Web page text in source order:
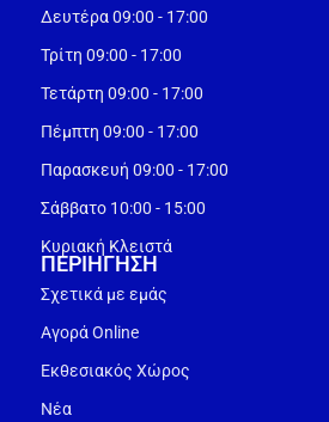
Δευτέρα 09:00 - 17:00
Τρίτη 09:00 - 17:00
Τετάρτη 09:00 - 17:00
Πέμπτη 09:00 - 17:00
Παρασκευή 09:00 - 17:00
Σάββατο 10:00 - 15:00
Κυριακή Κλειστά
ΠΕΡΙΗΓΗΣΗ
Σχετικά με εμάς
Αγορά Online
Εκθεσιακός Χώρος
Νέα